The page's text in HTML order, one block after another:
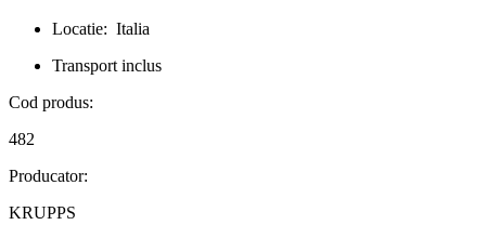
Locatie: Italia
Transport inclus
Cod produs:
482
Producator:
KRUPPS